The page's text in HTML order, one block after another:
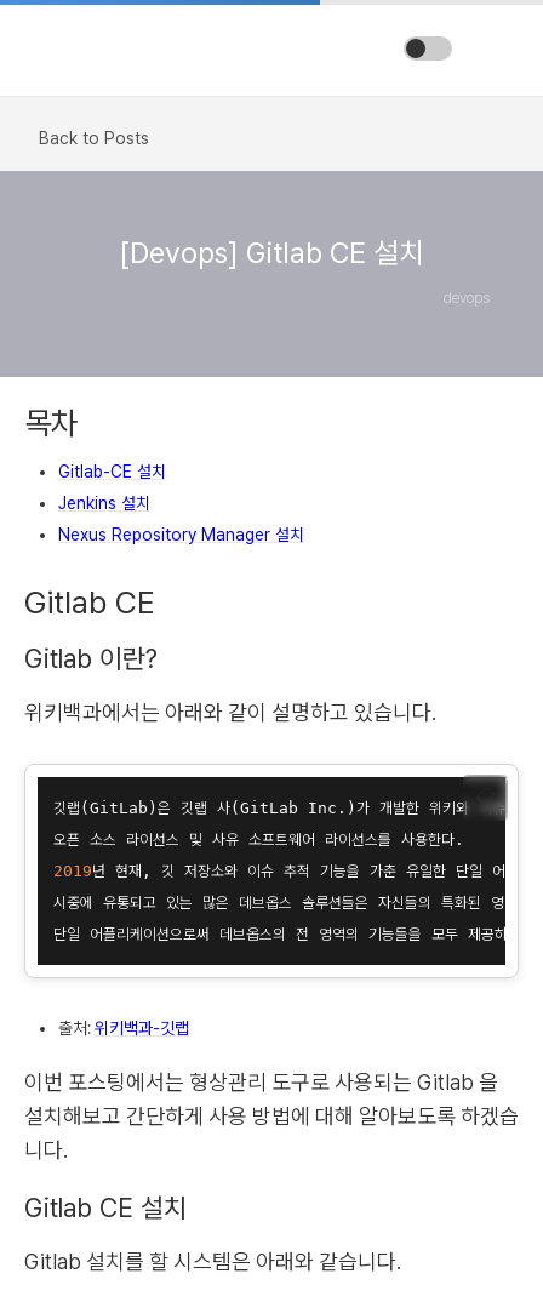
Back to Posts
[Devops] Gitlab CE 설치
devops
목차
Gitlab-CE 설치
Jenkins 설치
Nexus Repository Manager 설치
Gitlab CE
Gitlab 이란?
위키백과에서는 아래와 같이 설명하고 있습니다.
깃랩(GitLab)은 깃랩 사(GitLab Inc.)가 개발한 위키와 이슈 추적
2019년 현재, 깃 저장소와 이슈 추적 기능을 가춘 유일한 단일 어
시중에 유통되고 있는 많은 데브옵스 솔루션들은 자신들의 특화된 영역
📋
출처:위키백과-깃랩
이번 포스팅에서는 형상관리 도구로 사용되는 Gitlab 을
설치해보고 간단하게 사용 방법에 대해 알아보도록 하겠습
니다.
Gitlab CE 설치
Gitlab 설치를 할 시스템은 아래와 같습니다.